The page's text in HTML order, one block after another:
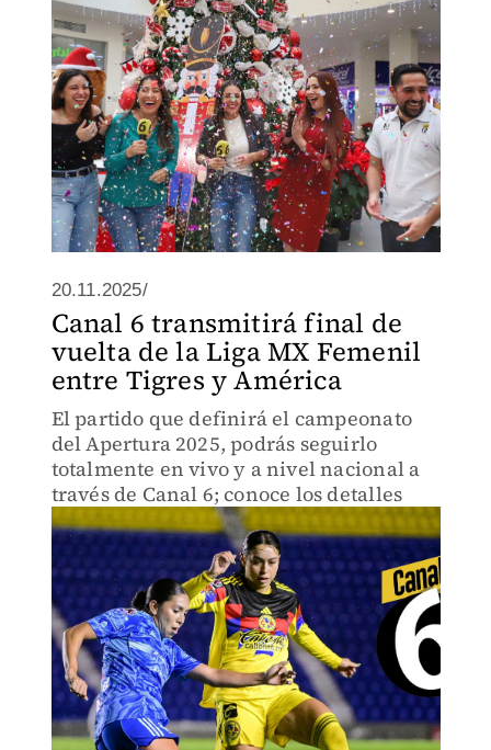
20.11.2025/
Canal 6 transmitirá final de
vuelta de la Liga MX Femenil
entre Tigres y América
El partido que definirá el campeonato
del Apertura 2025, podrás seguirlo
totalmente en vivo y a nivel nacional a
través de Canal 6; conoce los detalles